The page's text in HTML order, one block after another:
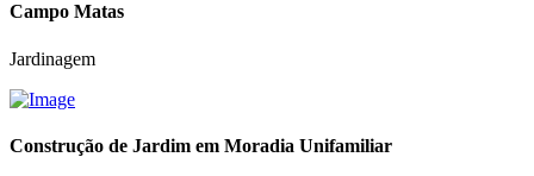
Campo Matas
Jardinagem
Construção de Jardim em Moradia Unifamiliar